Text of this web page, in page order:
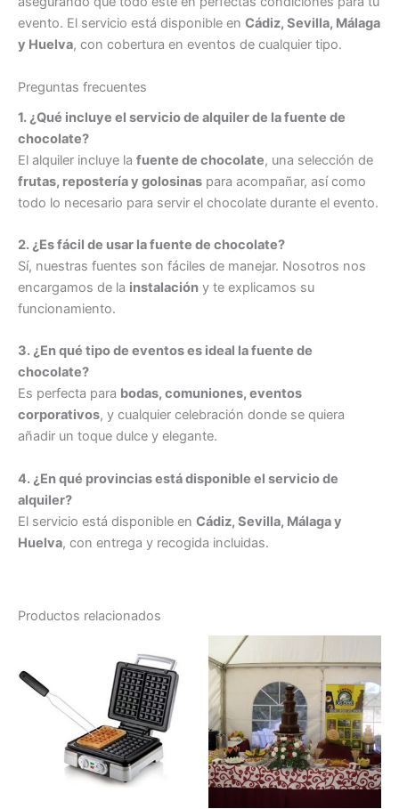
evento. El servicio está disponible en Cádiz, Sevilla, Málaga
y Huelva, con cobertura en eventos de cualquier tipo.
Preguntas frecuentes
1. ¿Qué incluye el servicio de alquiler de la fuente de
chocolate?
El alquiler incluye la fuente de chocolate, una selección de
frutas, repostería y golosinas para acompañar, así como
todo lo necesario para servir el chocolate durante el evento.
2. ¿Es fácil de usar la fuente de chocolate?
Sí, nuestras fuentes son fáciles de manejar. Nosotros nos
encargamos de la instalación y te explicamos su
funcionamiento.
3. ¿En qué tipo de eventos es ideal la fuente de
chocolate?
Es perfecta para bodas, comuniones, eventos
corporativos, y cualquier celebración donde se quiera
añadir un toque dulce y elegante.
4. ¿En qué provincias está disponible el servicio de
alquiler?
El servicio está disponible en Cádiz, Sevilla, Málaga y
Huelva, con entrega y recogida incluidas.
Productos relacionados